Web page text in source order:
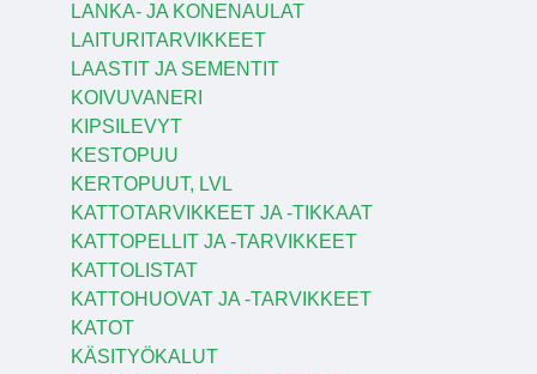
LANKA- JA KONENAULAT
LAITURITARVIKKEET
LAASTIT JA SEMENTIT
KOIVUVANERI
KIPSILEVYT
KESTOPUU
KERTOPUUT, LVL
KATTOTARVIKKEET JA -TIKKAAT
KATTOPELLIT JA -TARVIKKEET
KATTOLISTAT
KATTOHUOVAT JA -TARVIKKEET
KATOT
KÄSITYÖKALUT